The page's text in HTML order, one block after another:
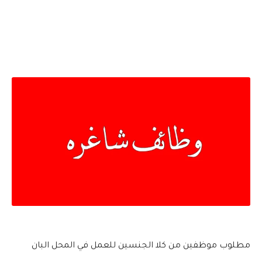
مطلوب موظفين من كلا الجنسين للعمل في المحل البان